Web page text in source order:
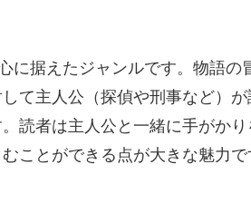
に据えたジャンルです。物語の
て主人公（探偵や刑事など）が
読者は主人公と一緒に手がか
ことができる点が大きな魅力で